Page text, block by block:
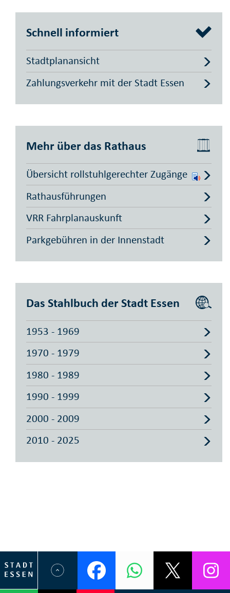
Schnell informiert
Stadtplanansicht
Zahlungsverkehr mit der Stadt Essen
Mehr über das Rathaus
Übersicht rollstuhl­gerechter Zugänge
Rathausführungen
VRR Fahrplan­auskunft
Parkge­bühren in der Innenstadt
Das Stahlbuch der Stadt Essen
1953 - 1969
1970 - 1979
1980 - 1989
1990 - 1999
2000 - 2009
2010 - 2025